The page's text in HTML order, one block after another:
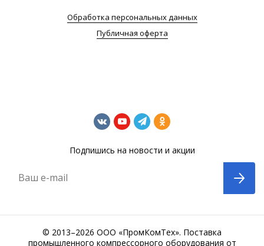
Обработка персональных данных
Публичная оферта
Подпишись на новости и акции
Ваш e-mail
© 2013–2026 ООО «ПромКомТех». Поставка
промышленного компрессорного оборудования от